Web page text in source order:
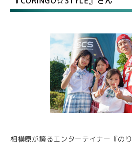
相模原が誇るエンターテイナー『の